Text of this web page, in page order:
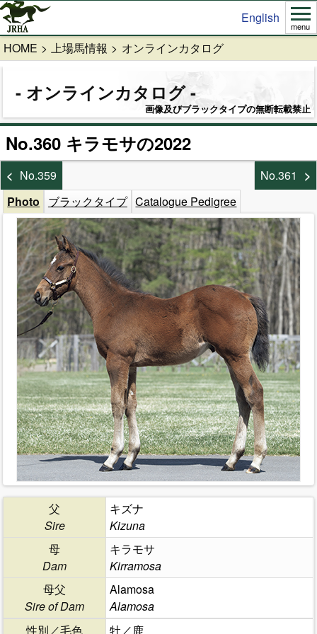
English
menu
HOME 上場馬情報 オンラインカタログ
オンラインカタログ
画像及びブラックタイプの無断転載禁止
No.360 キラモサの2022
No.359
No.361
Photo
ブラックタイプ Catalogue Pedigree
父
Sire
キズナ
Kizuna
母
Dam
キラモサ
Kirramosa
母父
Sire of Dam
Alamosa
Alamosa
性別／毛色
牡／鹿